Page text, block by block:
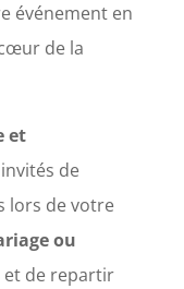
événement en
de la
et
de
lors de votre
ou
et de repartir